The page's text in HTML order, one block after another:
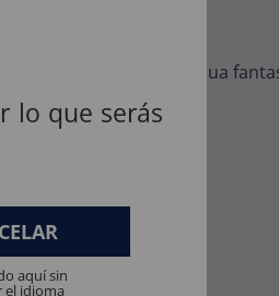
agora e receba sua
lo que serás
aquí sin
el idioma